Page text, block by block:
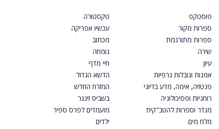
פוסטקפ
ספרות מקור
ספרות מתורגמת
שירה
עיון
אמנות ונובלות גרפיות
פנטזיה, אימה, מדע בדיוני
רוחניות ופסיכולוגיה
מגדר וספרות להטב"קית
מלח מים
טקסטורה
עכשיו אפריקה
מכתוב
גומחה
חיי מדף
הדשא הגדול
המזרח החדש
בשביס זינגר
מועמדים לפרס ספיר
ילדים